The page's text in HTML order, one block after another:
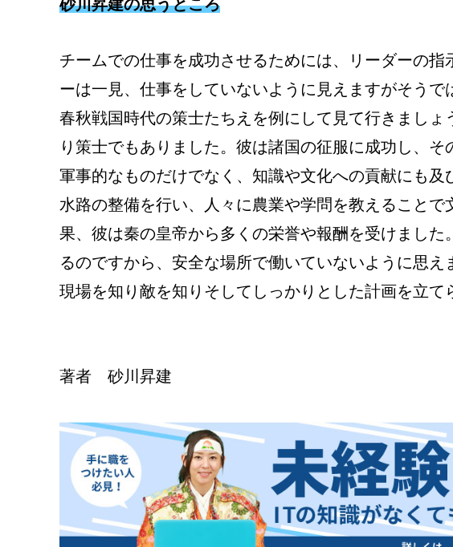
砂川昇建の思うところ
チームでの仕事を成功させるためには、リーダーの
ーは一見、仕事をしていないように見えますがそう
春秋戦国時代の策士たちえを例にして見て行きまし
り策士でもありました。彼は諸国の征服に成功し、
軍事的なものだけでなく、知識や文化への貢献にも
水路の整備を行い、人々に農業や学問を教えること
果、彼は秦の皇帝から多くの栄誉や報酬を受けまし
るのですから、安全な場所で働いていないように思
現場を知り敵を知りそしてしっかりとした計画を立て
著者 砂川昇建